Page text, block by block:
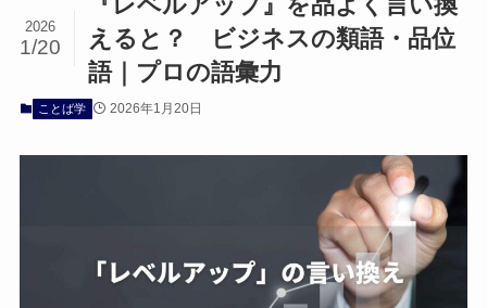
えると？ ビジネスの類語・品位
語｜プロの語彙力
2026
1/20
ことば学 2026年1月20日